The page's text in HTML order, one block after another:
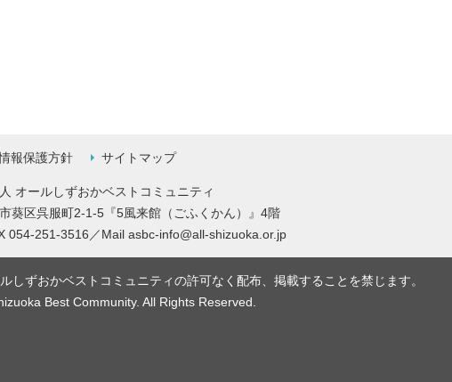
報保護方針 サイトマップ
オールしずおかベストコミュニティ
葵区呉服町2-1-5『5風来館（ごふくかん）』4階
054-251-3516／Mail asbc-info@all-shizuoka.or.jp
しずおかベストコミュニティの許可なく配布、掲載することを禁じます。
Best Community. All Rights Reserved.